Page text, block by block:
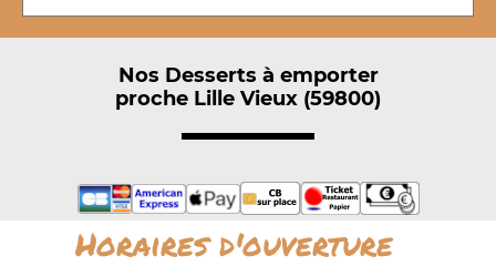
Nos Desserts à emporter
proche Lille Vieux (59800)
Horaires d'ouverture